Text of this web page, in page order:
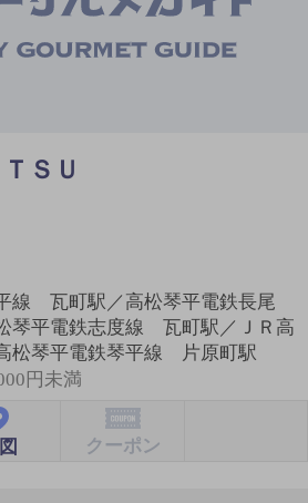
ＳＵ
線 瓦町駅／高松琴平電鉄長尾
琴平電鉄志度線 瓦町駅／ＪＲ高
松琴平電鉄琴平線 片原町駅
円未満
クーポン